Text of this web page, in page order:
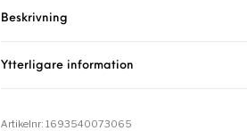
Beskrivning
Ytterligare information
Artikelnr: 1693540073065